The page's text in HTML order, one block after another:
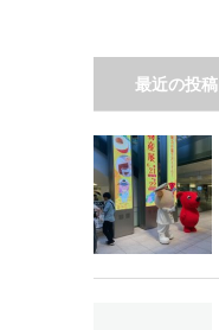
最近の投稿